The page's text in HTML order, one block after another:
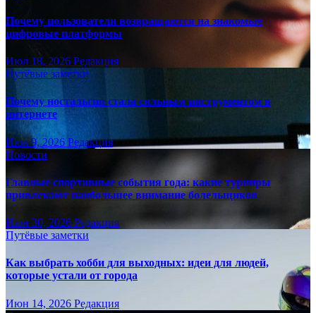
Почему пользователи возвращаются на знакомые
цифровые платформы
Июл 18, 2026 Редакция
Путёвые заметки
Почему ностальгия стала сильным инструментом в
интернете
Июл 9, 2026 Редакция
Новости
Главные спортивные события года: какие турниры
привлекают наибольшее внимание болельщиков
Июн 30, 2026 Редакция
Путёвые заметки
Как выбрать хобби для выходных: идеи для людей,
которые устали от города
Июн 14, 2026 Редакция